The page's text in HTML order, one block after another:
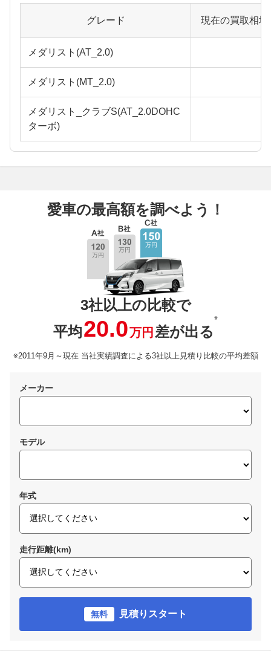
グレード 現在の買取相
メダリスト(AT_2.0)
メダリスト(MT_2.0)
メダリスト_クラブS(AT_2.0DOHC
ターボ)
愛車の最高額を調べよう！
3社以上の比較で
平均20.0万円 差が出る
※
※2011年9月～現在 当社実績調査による3社以上見積り比較の平均差額
メーカー
モデル
年式
走行距離(km)
無料 見積りスタート